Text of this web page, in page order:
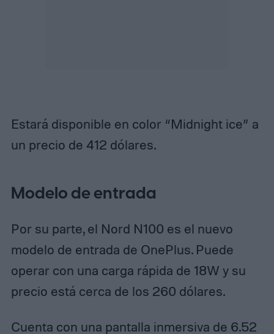
Estará disponible en color “Midnight ice” a
un precio de 412 dólares.
Modelo de entrada
Por su parte, el Nord N100 es el nuevo
modelo de entrada de OnePlus. Puede
operar con una carga rápida de 18W y su
precio está cerca de los 260 dólares.
Cuenta con una pantalla inmersiva de 6.52